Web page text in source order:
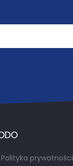
Polityka prywatności